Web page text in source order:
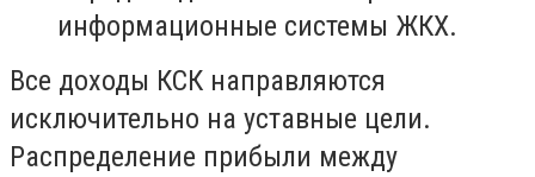
информационные системы ЖКХ.
Все доходы КСК направляются
исключительно на уставные цели.
Распределение прибыли между